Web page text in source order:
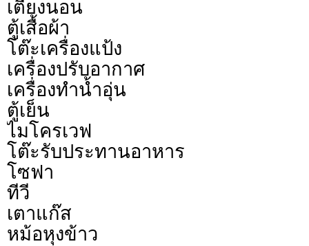
เตียงนอน
ตู้เสื้อผ้า
โต๊ะเครื่องแป้ง
เครื่องปรับอากาศ
เครื่องทำน้ำอุ่น
ตู้เย็น
ไมโครเวฟ
โต๊ะรับประทานอาหาร
โซฟา
ทีวี
เตาแก๊ส
หม้อหุงข้าว